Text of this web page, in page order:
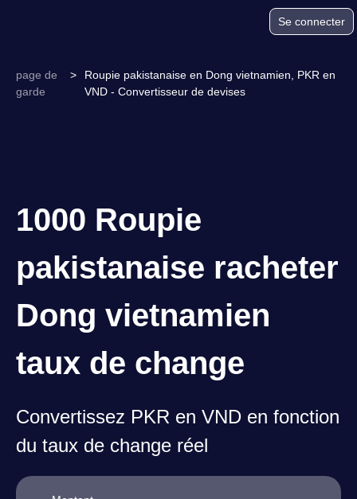
Se connecter
page de
garde
>
Roupie pakistanaise en Dong vietnamien, PKR en
VND - Convertisseur de devises
1000 Roupie
pakistanaise racheter
Dong vietnamien
taux de change
Convertissez PKR en VND en fonction
du taux de change réel